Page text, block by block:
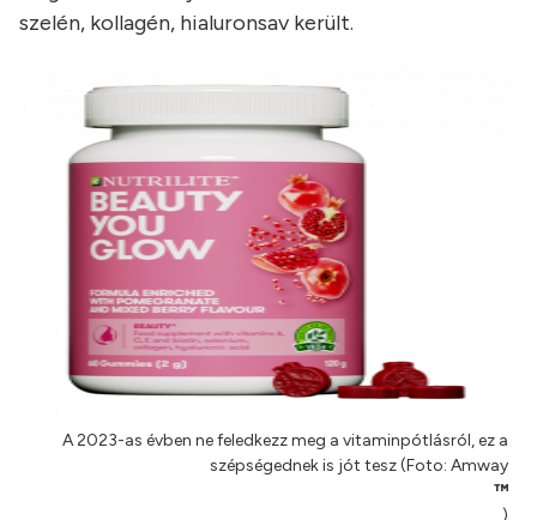
szelén, kollagén, hialuronsav került.
A 2023-as évben ne feledkezz meg a vitaminpótlásról, ez a
szépségednek is jót tesz (Foto: Amway
™
)